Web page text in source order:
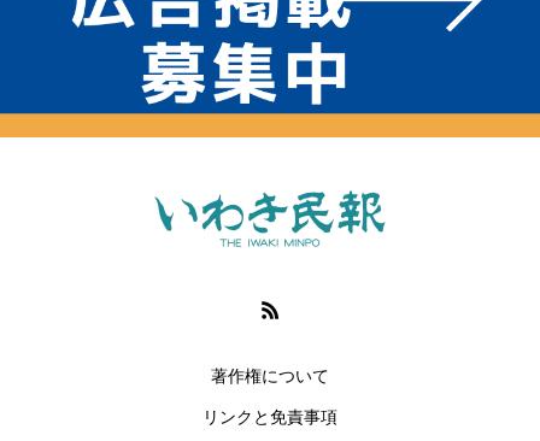
著作権について
リンクと免責事項